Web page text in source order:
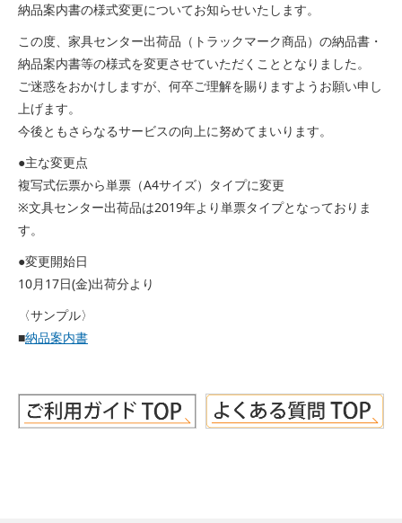
納品案内書の様式変更についてお知らせいたします。
この度、家具センター出荷品（トラックマーク商品）の納品書・
納品案内書等の様式を変更させていただくこととなりました。
ご迷惑をおかけしますが、何卒ご理解を賜りますようお願い申し
上げます。
今後ともさらなるサービスの向上に努めてまいります。
●主な変更点
複写式伝票から単票（A4サイズ）タイプに変更
※文具センター出荷品は2019年より単票タイプとなっておりま
す。
●変更開始日
10月17日(金)出荷分より
〈サンプル〉
■納品案内書